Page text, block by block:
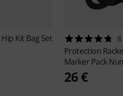
Hip Kit Bag Set
8
Protection
Marker Pack
26 €